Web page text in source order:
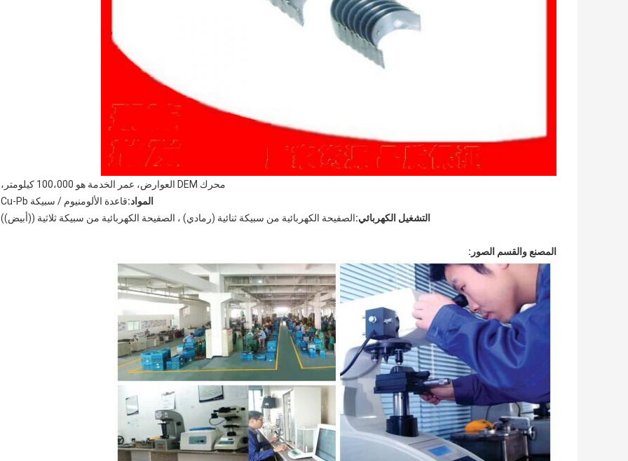
محرك DEM العوارض، عمر الخدمة هو 100،000 كيلومتر،
المواد:قاعدة الألومنيوم / سبيكة Cu-Pb
التشغيل الكهربائي:الصفيحة الكهربائية من سبيكة ثنائية (رمادي) ، الصفيحة الكهربائية من سبيكة ثلاثية ((أبيض))
المصنع والقسم الصور: